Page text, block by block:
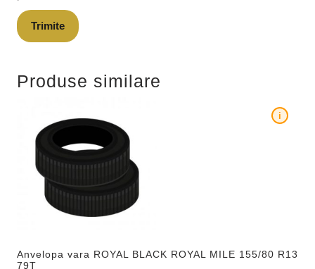
Produse similare
Anvelopa vara ROYAL BLACK ROYAL MILE 155/80 R13
79T
i